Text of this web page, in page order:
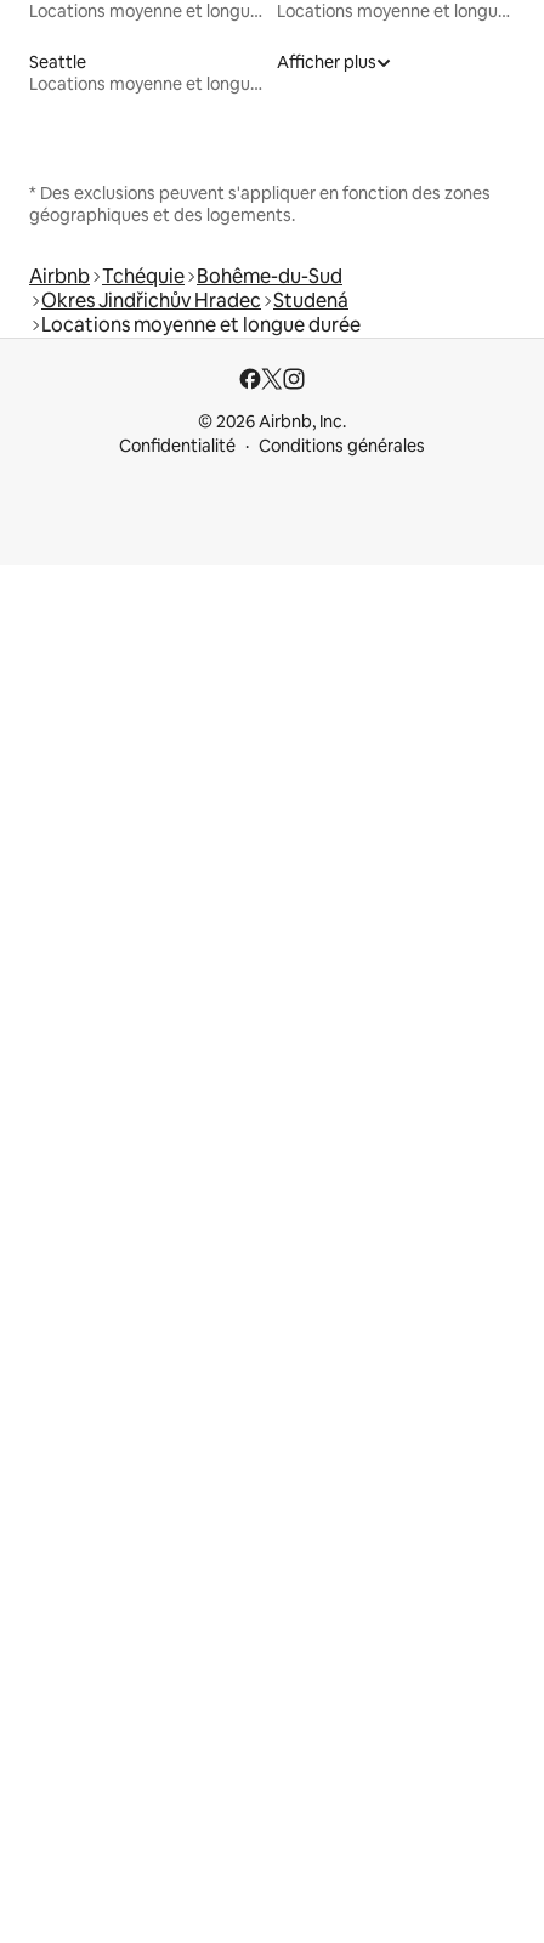
Locations moyenne et longue durée Locations moyenne et longue durée
Seattle
Locations moyenne et longue durée
Afficher plus
* Des exclusions peuvent s'appliquer en fonction des zones
géographiques et des logements.
Airbnb Tchéquie Bohême-du-Sud
Okres Jindřichův Hradec Studená
Locations moyenne et longue durée
© 2026 Airbnb, Inc.
Confidentialité
Conditions générales